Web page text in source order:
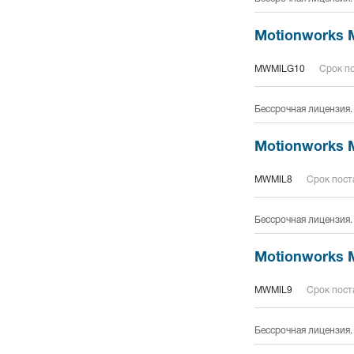
Motionworks
MWMILG10 Срок
Бессрочная
Motionworks
MWMIL8 Срок
Бессрочная
Motionworks
MWMIL9 Срок
Бессрочная